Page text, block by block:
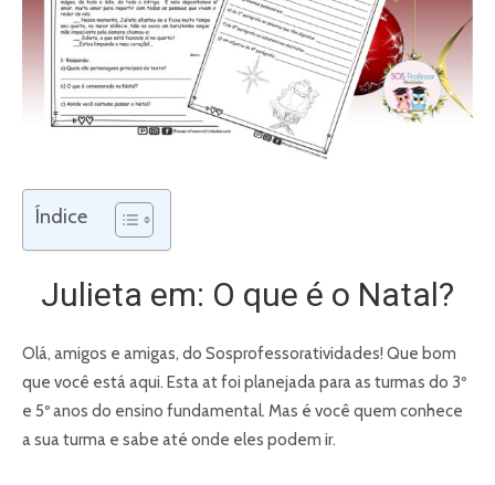
Índice
Julieta em: O que é o Natal?
Olá, amigos e amigas, do Sosprofessoratividades! Que bom
que você está aqui. Esta at foi planejada para as turmas do 3º
e 5º anos do ensino fundamental. Mas é você quem conhece
a sua turma e sabe até onde eles podem ir.